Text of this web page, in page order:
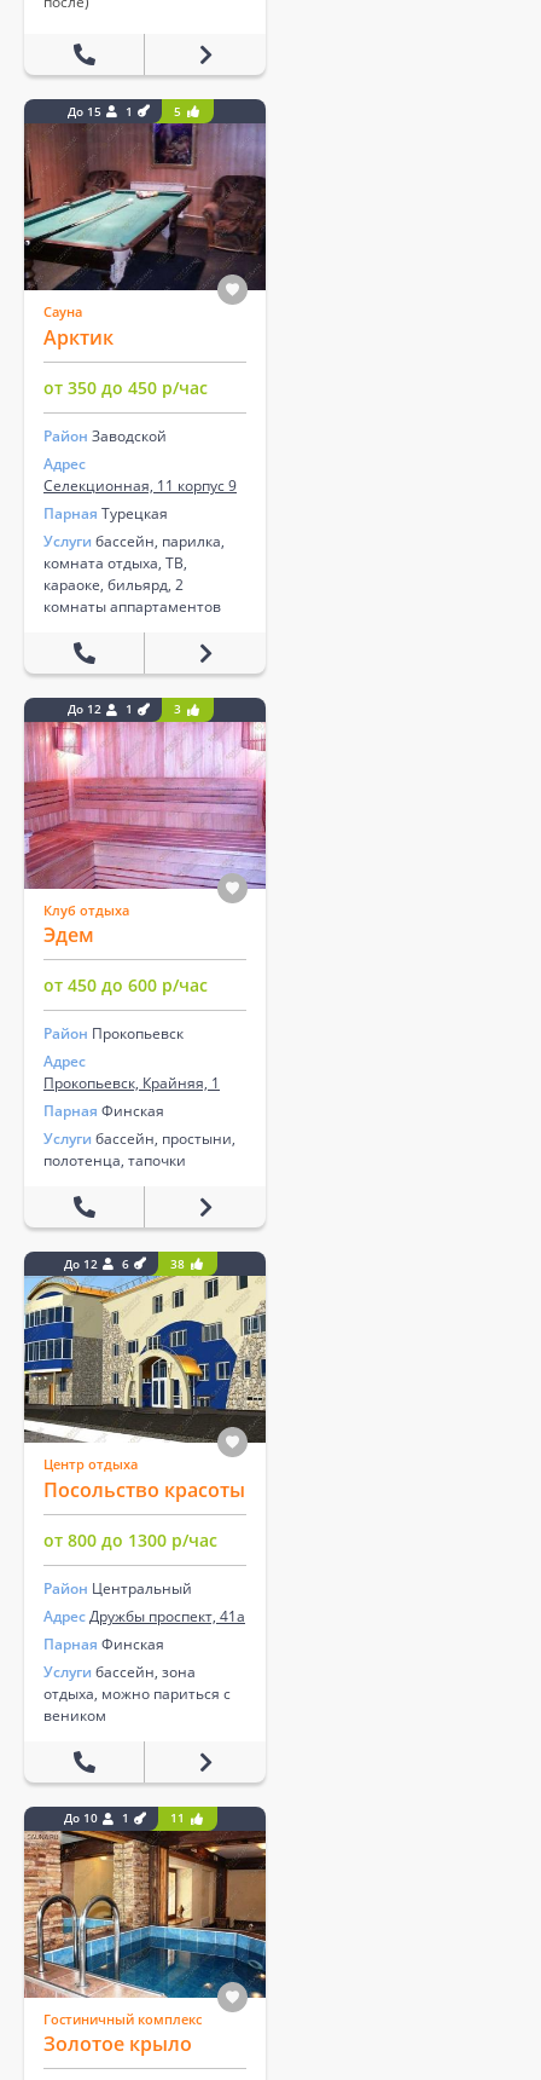
До 15 1 5
Сауна
Арктик
от 350 до 450 р/час
Район Заводской
Адрес
Селекционная, 11 корпус 9
Парная Турецкая
Услуги бассейн, парилка,
комната отдыха, ТВ,
караоке, бильярд, 2
комнаты аппартаментов
До 12 1 3
Клуб отдыха
Эдем
от 450 до 600 р/час
Район Прокопьевск
Адрес
Прокопьевск, Крайняя, 1
Парная Финская
Услуги бассейн, простыни,
полотенца, тапочки
До 12 6 38
Центр отдыха
Посольство красоты
от 800 до 1300 р/час
Район Центральный
АдресДружбы проспект, 41а
Парная Финская
Услуги бассейн, зона
отдыха, можно париться с
веником
До 10 1 11
Гостиничный комплекс
Золотое крыло